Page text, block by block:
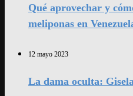
Qué aprovechar y
meliponas en
12 mayo 2023
La dama oculta: